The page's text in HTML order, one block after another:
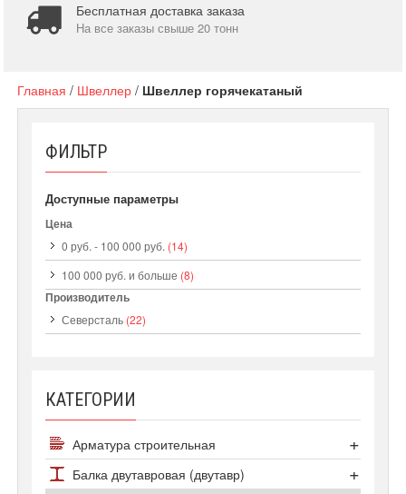
Бесплатная доставка заказа
На все заказы свыше 20 тонн
Главная / Швеллер / Швеллер горячекатаный
КАТЕГОРИИ
Арматура строительная
Арматура А500С
Балка двутавровая (двутавр)
ФИЛЬТР
Доступные параметры
Цена
0 руб. - 100 000 руб. (14)
100 000 руб. и больше (8)
Производитель
Северсталь (22)